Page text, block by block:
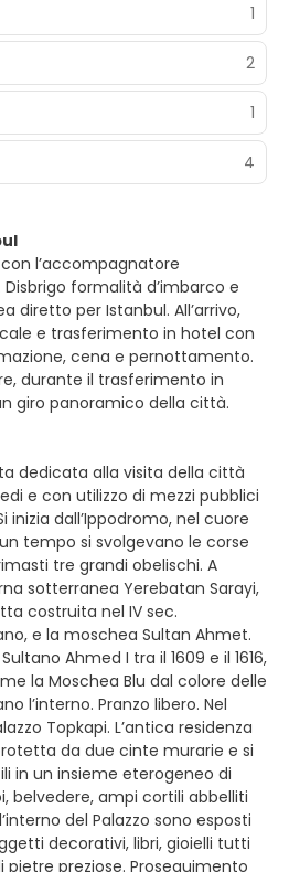
1
2
1
4
l’accompagnatore
Disbrigo formalità d’imbarco e
diretto per Istanbul. All’arrivo,
e trasferimento in hotel con
cena e pernottamento.
durante il trasferimento in
giro panoramico della città.
dedicata alla visita della città
e con utilizzo di mezzi pubblici
dall’Ippodromo, nel cuore
tempo si svolgevano le corse
tre grandi obelischi. A
sotterranea Yerebatan Sarayi,
costruita nel IV sec.
e la moschea Sultan Ahmet.
Ahmed I tra il 1609 e il 1616,
la Moschea Blu dal colore delle
l’interno. Pranzo libero. Nel
Topkapi. L’antica residenza
da due cinte murarie e si
in un insieme eterogeneo di
belvedere, ampi cortili abbelliti
del Palazzo sono esposti
decorativi, libri, gioielli tutti
preziose. Proseguimento